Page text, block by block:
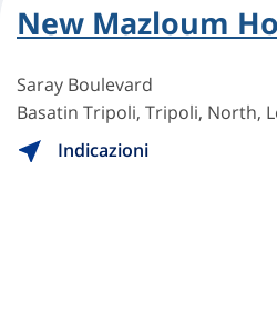
New Mazloum
Saray Boulevard
Basatin Tripoli, Tripoli, North,
Indicazioni